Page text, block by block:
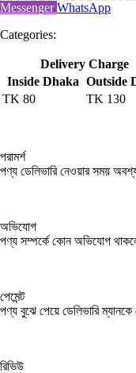
MessengerWhatsApp
Categories:
Delivery Charge
Inside Dhaka Outside
TK 80 TK 130
পরামর্শ
পণ্য ডেলিভারি নেওয়ার সময়
অভিযোগ
পণ্য সম্পর্কে কোন অভিযোগ
পেমেন্ট
পণ্য বুঝে পেয়ে ডেলিভারি ম্যানকে
রিভিউ